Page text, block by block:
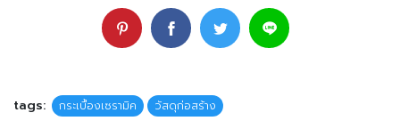
tags: กระเบื้องเซรามิค วัสดุก่อสร้าง